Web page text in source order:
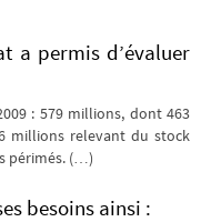
a permis d’évaluer
: 579 millions, dont 463
millions relevant du stock
périmés. (…)
besoins ainsi :